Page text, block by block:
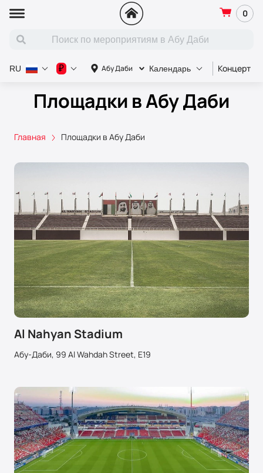
0
Абу Даби Календарь Концерт
RU ₽
Площадки в Абу Даби
Главная Площадки в Абу Даби
Al Nahyan Stadium
Абу-Даби, 99 Al Wahdah Street, E19